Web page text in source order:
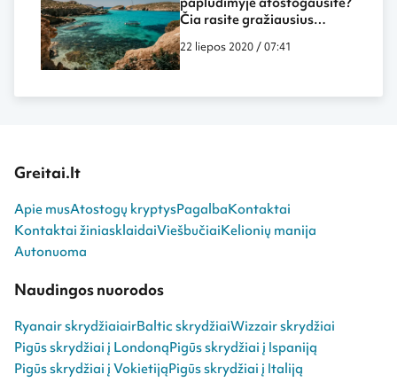
Čia rasite gražiausius
paplūdimius!
22 liepos 2020 / 07:41
Greitai.lt
Apie musAtostogų kryptysPagalbaKontaktai
Kontaktai žiniasklaidaiViešbučiaiKelionių manija
Autonuoma
Naudingos nuorodos
Ryanair skrydžiaiairBaltic skrydžiaiWizzair skrydžiai
Pigūs skrydžiai į LondonąPigūs skrydžiai į Ispaniją
Pigūs skrydžiai į VokietijąPigūs skrydžiai į Italiją